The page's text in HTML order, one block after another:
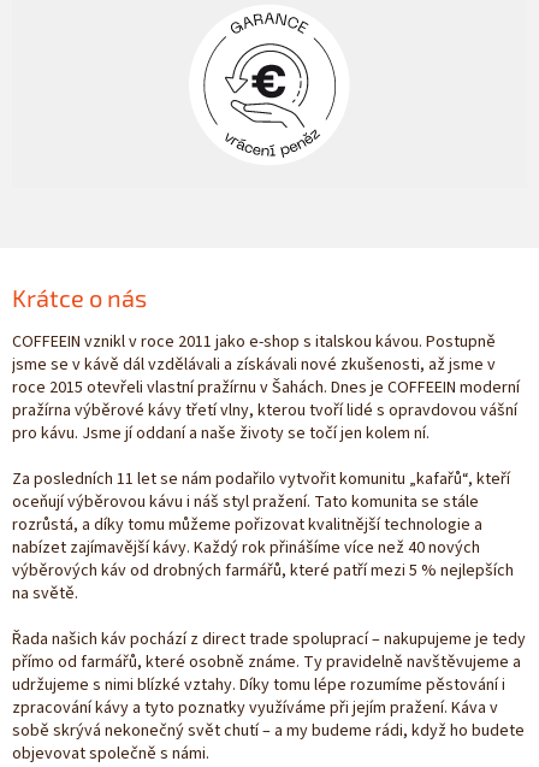
Krátce o nás
COFFEEIN vznikl v roce 2011 jako e-shop s italskou kávou. Postupně
jsme se v kávě dál vzdělávali a získávali nové zkušenosti, až jsme v
roce 2015 otevřeli vlastní pražírnu v Šahách. Dnes je COFFEEIN moderní
pražírna výběrové kávy třetí vlny, kterou tvoří lidé s opravdovou vášní
pro kávu. Jsme jí oddaní a naše životy se točí jen kolem ní.
Za posledních 11 let se nám podařilo vytvořit komunitu „kafařů“, kteří
oceňují výběrovou kávu i náš styl pražení. Tato komunita se stále
rozrůstá, a díky tomu můžeme pořizovat kvalitnější technologie a
nabízet zajímavější kávy. Každý rok přinášíme více než 40 nových
výběrových káv od drobných farmářů, které patří mezi 5 % nejlepších
na světě.
Řada našich káv pochází z direct trade spoluprací – nakupujeme je tedy
přímo od farmářů, které osobně známe. Ty pravidelně navštěvujeme a
udržujeme s nimi blízké vztahy. Díky tomu lépe rozumíme pěstování i
zpracování kávy a tyto poznatky využíváme při jejím pražení. Káva v
sobě skrývá nekonečný svět chutí – a my budeme rádi, když ho budete
objevovat společně s námi.